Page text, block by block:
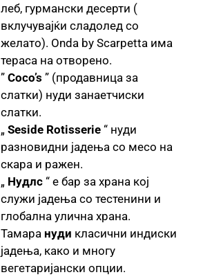
леб, гурмански десерти (
вклучувајќи сладолед со
желато). Onda by Scarpetta има
тераса на отворено.
” Coco’s ” (продавница за
слатки) нуди занаетчиски
слатки.
„ Seside Rotisserie “ нуди
разновидни јадења со месо на
скара и ражен.
„ Нудлс “ е бар за храна кој
служи јадења со тестенини и
глобална улична храна.
Тамара нуди класични индиски
јадења, како и многу
вегетаријански опции.